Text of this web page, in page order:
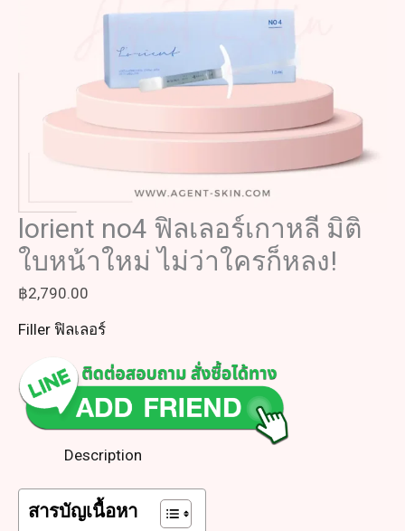
lorient no4 ฟิลเลอร์เกาหลี มิติ
ใบหน้าใหม่ ไม่ว่าใครก็หลง!
฿2,790.00
Filler ฟิลเลอร์
Description
สารบัญเนื้อหา